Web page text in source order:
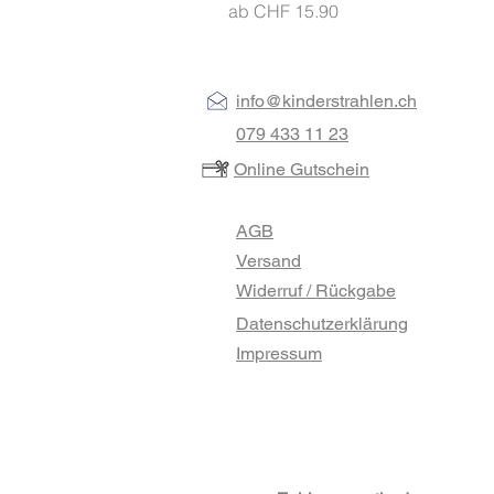
ab CHF 15.90
Sale-Preis
info@kinderstrahlen.ch
079 433 11 23
Online Gutschein
AGB
Versand
Widerruf / Rückgabe
Datenschutzerklärung
Impressum